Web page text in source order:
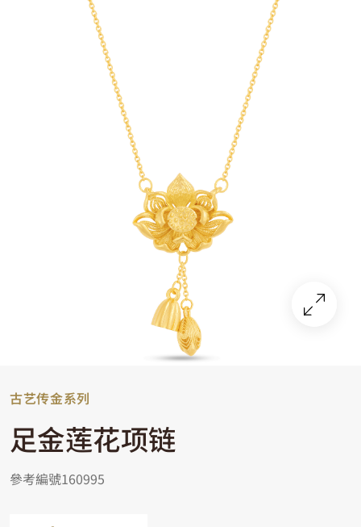
古艺传金系列
足金莲花项链
參考編號160995